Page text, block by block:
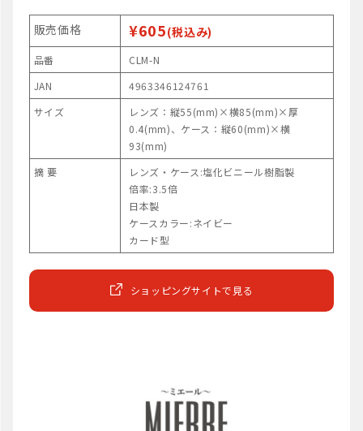
販売価格 ¥605(税込み)
品番
CLM-N
JAN
4963346124761
サイズ
レンズ：縦55(mm)×横85(mm)×厚
0.4(mm)、ケース：縦60(mm)×横
93(mm)
摘 要
レンズ・ケース:塩化ビニール樹脂製
倍率:3.5倍
日本製
ケースカラー:ネイビー
カード型
ショッピングサイトで見る